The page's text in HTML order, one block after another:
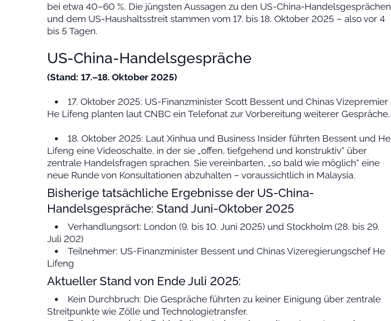
bei etwa 40–60 %. Die jüngsten Aussagen zu den US-China-Handelsgesprächen
und dem US-Haushaltsstreit stammen vom 17. bis 18. Oktober 2025 – also vor 4
bis 5 Tagen.
US-China-Handelsgespräche
(Stand: 17.–18. Oktober 2025)
17. Oktober 2025: US-Finanzminister Scott Bessent und Chinas Vizepremier
He Lifeng planten laut CNBC ein Telefonat zur Vorbereitung weiterer Gespräche.
18. Oktober 2025: Laut Xinhua und Business Insider führten Bessent und He
Lifeng eine Videoschalte, in der sie „offen, tiefgehend und konstruktiv“ über
zentrale Handelsfragen sprachen. Sie vereinbarten, „so bald wie möglich“ eine
neue Runde von Konsultationen abzuhalten – voraussichtlich in Malaysia.
Bisherige tatsächliche Ergebnisse der US-China-
Handelsgespräche: Stand Juni-Oktober 2025
Verhandlungsort: London (9. bis 10. Juni 2025) und Stockholm (28. bis 29.
Juli 202)
Teilnehmer: US-Finanzminister Bessent und Chinas Vizeregierungschef He
Lifeng
Aktueller Stand von Ende Juli 2025:
Kein Durchbruch: Die Gespräche führten zu keiner Einigung über zentrale
Streitpunkte wie Zölle und Technologietransfer.